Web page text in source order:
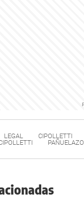
LEGAL CIPOLLETTI
PAÑUELAZO